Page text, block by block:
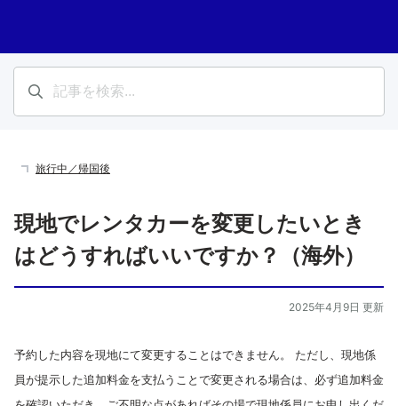
旅行中／帰国後
現地でレンタカーを変更したいとき
はどうすればいいですか？（海外）
2025年4月9日 更新
予約した内容を現地にて変更することはできません。 ただし、現地係
員が提示した追加料金を支払うことで変更される場合は、必ず追加料金